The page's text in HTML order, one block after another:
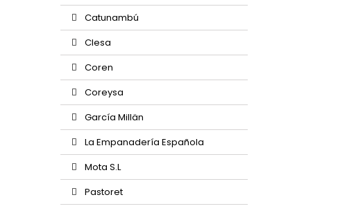
Catunambú
Clesa
Coren
Coreysa
García Millän
La Empanadería Española
Mota S.L
Pastoret